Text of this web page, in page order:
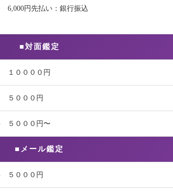
6,000円先払い：銀行振込
■対面鑑定
１００００円
５０００円
５０００円〜
■メール鑑定
５０００円